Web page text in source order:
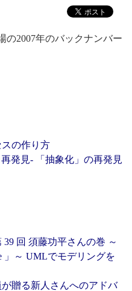
の2007年のバックナンバー
の作り方
発見- 「抽象化」の再発見
回 須藤功平さんの巻 ～
」～ UMLでモデリングを
贈る新人さんへのアドバ